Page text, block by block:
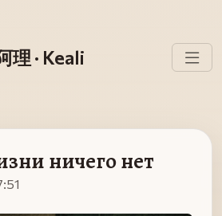
理 · Keali
ничего нет